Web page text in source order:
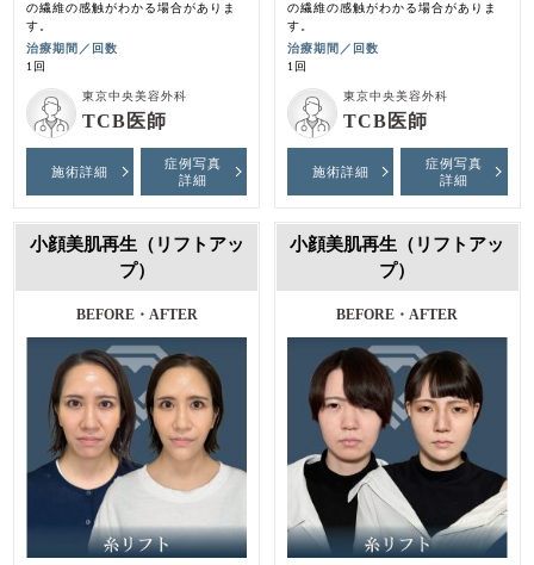
の繊維の感触がわかる場合がありま
す。
治療期間／回数
1回
東京中央美容外科
TCB医師
施術詳細
症例写真
詳細
の繊維の感触がわかる場合がありま
す。
治療期間／回数
1回
東京中央美容外科
TCB医師
施術詳細
症例写真
詳細
小顔美肌再生（リフトアッ
プ）
施術前・2週間後
小顔美肌再生（リフトアッ
プ）
BEFORE・AFTER
施術前・1ヶ月後